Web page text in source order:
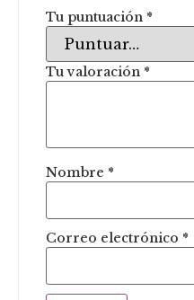
Tu puntuación *
Tu valoración *
Nombre *
Correo electrónico *